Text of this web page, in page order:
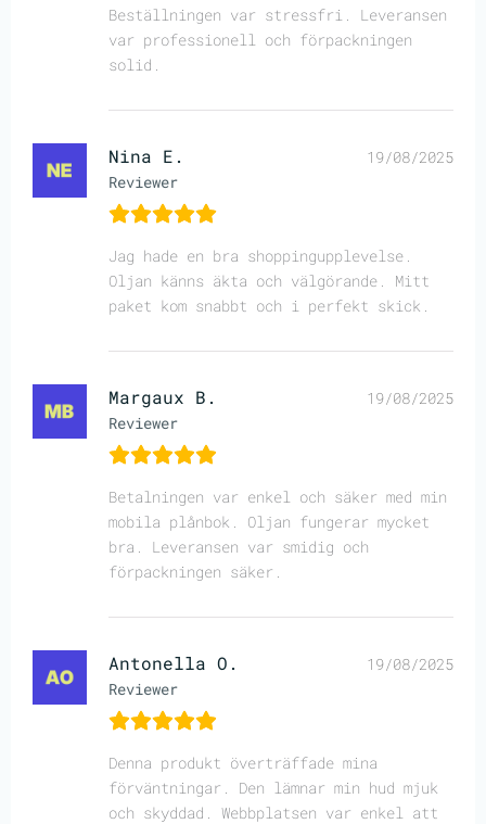
Beställningen var stressfri. Leveransen
var professionell och förpackningen
solid.
Nina E.
Reviewer
19/08/2025
Jag hade en bra shoppingupplevelse.
Oljan känns äkta och välgörande. Mitt
paket kom snabbt och i perfekt skick.
Margaux B.
Reviewer
19/08/2025
Betalningen var enkel och säker med min
mobila plånbok. Oljan fungerar mycket
bra. Leveransen var smidig och
förpackningen säker.
Antonella O.
Reviewer
19/08/2025
Denna produkt överträffade mina
förväntningar. Den lämnar min hud mjuk
och skyddad. Webbplatsen var enkel att